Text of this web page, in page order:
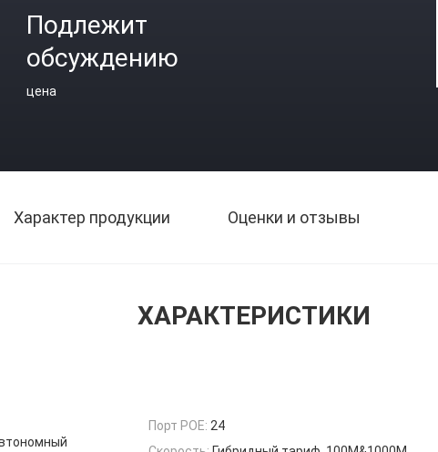
Подлежит
обсуждению
цена
Характер продукции Оценки и отзывы
ХАРАКТЕРИСТИКИ
Порт POE: 24